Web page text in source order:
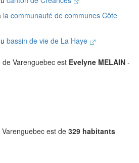
la communauté de communes Côte
bassin de vie de La Haye
Varenguebec est Evelyne MELAIN -
est de 329 habitants